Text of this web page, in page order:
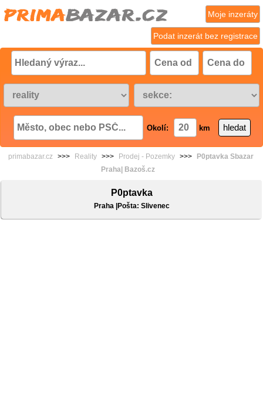
Podat inzerát bez registrace
Moje inzeráty
Okolí: km
primabazar.cz >>> Reality >>> Prodej - Pozemky >>>
P0ptavka Sbazar
Praha| Bazoš.cz
P0ptavka
Praha |Pošta: Slivenec